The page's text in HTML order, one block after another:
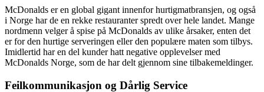
McDonalds er en global gigant innenfor hurtigmatbransjen, og også
i Norge har de en rekke restauranter spredt over hele landet. Mange
nordmenn velger å spise på McDonalds av ulike årsaker, enten det
er for den hurtige serveringen eller den populære maten som tilbys.
Imidlertid har en del kunder hatt negative opplevelser med
McDonalds Norge, som de har delt gjennom sine tilbakemeldinger.
Feilkommunikasjon og Dårlig Service